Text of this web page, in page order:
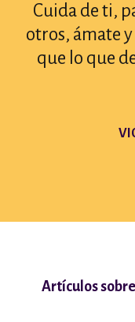
Cuida de ti,
otros, ámate
que lo que
Artículos